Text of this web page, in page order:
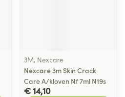
3M, Nexcare
Nexcare 3m Skin Crack
Care A/kloven Nf 7ml N19s
€ 14,10